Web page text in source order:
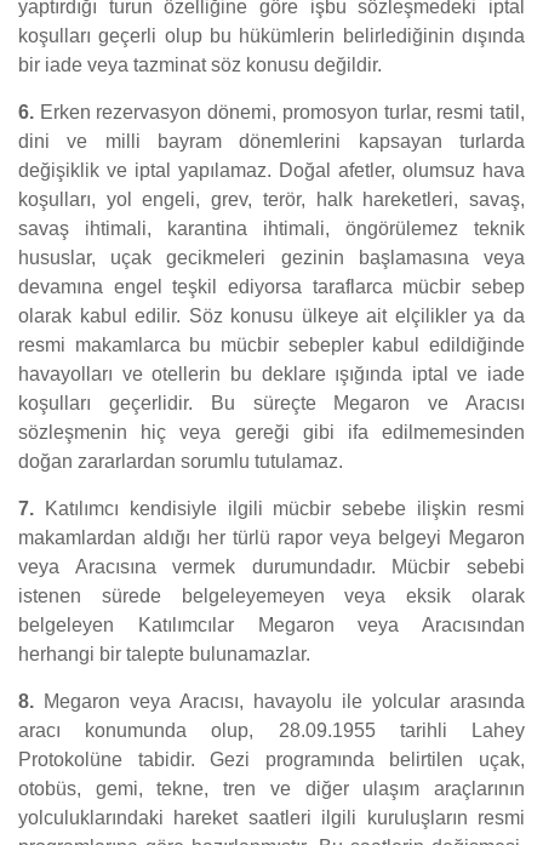
yaptırdığı turun özelliğine göre işbu sözleşmedeki iptal
koşulları geçerli olup bu hükümlerin belirlediğinin dışında
bir iade veya tazminat söz konusu değildir.
6. Erken rezervasyon dönemi, promosyon turlar, resmi tatil,
dini ve milli bayram dönemlerini kapsayan turlarda
değişiklik ve iptal yapılamaz. Doğal afetler, olumsuz hava
koşulları, yol engeli, grev, terör, halk hareketleri, savaş,
savaş ihtimali, karantina ihtimali, öngörülemez teknik
hususlar, uçak gecikmeleri gezinin başlamasına veya
devamına engel teşkil ediyorsa taraflarca mücbir sebep
olarak kabul edilir. Söz konusu ülkeye ait elçilikler ya da
resmi makamlarca bu mücbir sebepler kabul edildiğinde
havayolları ve otellerin bu deklare ışığında iptal ve iade
koşulları geçerlidir. Bu süreçte Megaron ve Aracısı
sözleşmenin hiç veya gereği gibi ifa edilmemesinden
doğan zararlardan sorumlu tutulamaz.
7. Katılımcı kendisiyle ilgili mücbir sebebe ilişkin resmi
makamlardan aldığı her türlü rapor veya belgeyi Megaron
veya Aracısına vermek durumundadır. Mücbir sebebi
istenen sürede belgeleyemeyen veya eksik olarak
belgeleyen Katılımcılar Megaron veya Aracısından
herhangi bir talepte bulunamazlar.
8. Megaron veya Aracısı, havayolu ile yolcular arasında
aracı konumunda olup, 28.09.1955 tarihli Lahey
Protokolüne tabidir. Gezi programında belirtilen uçak,
otobüs, gemi, tekne, tren ve diğer ulaşım araçlarının
yolculuklarındaki hareket saatleri ilgili kuruluşların resmi